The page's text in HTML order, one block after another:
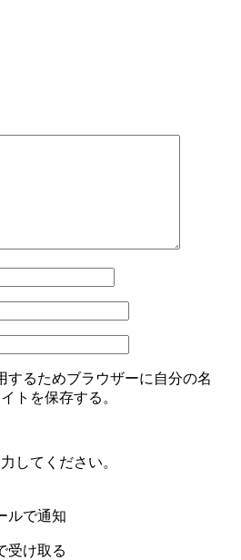
するためブラウザーに自分の名
トを保存する。
してください。
ルで通知
受け取る